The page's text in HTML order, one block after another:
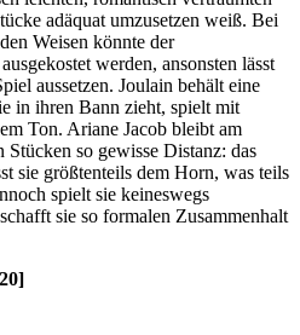
adäquat umzusetzen weiß. Bei
Weisen könnte der
werden, ansonsten lässt
aussetzen. Joulain behält eine
in ihren Bann zieht, spielt mit
Ton. Ariane Jacob bleibt am
so gewisse Distanz: das
sie größtenteils dem Horn, was teils
spielt sie keineswegs
sie so formalen Zusammenhalt